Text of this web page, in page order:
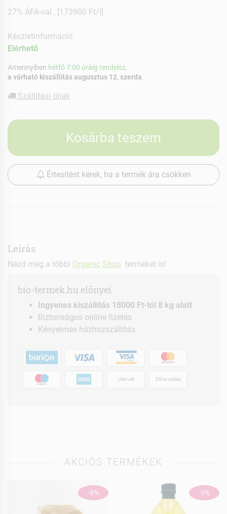
27% ÁFÁ-val , [173900 Ft/l]
Készletinformáció:
Elérhetõ
Amennyiben hétfő 7:00 óráig rendelsz,
a várható kiszállítás augusztus 12, szerda
Szállítási díjak
Kosárba teszem
Értesítést kérek, ha a termék ára csökken
Leírás
Nézd meg a többi Organic Shop terméket is!
bio-termek.hu előnyei
Ingyenes kiszállítás 18000 Ft-tól 8 kg alatt
Biztonságos online fizetés
Kényelmes házhozszállítás
Utánvét Előre utalás
AKCIÓS TERMÉKEK
-9% -9%